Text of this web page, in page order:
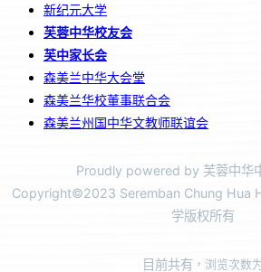
新纪元大学
芙蓉中华校友会
芙中家长会
森美兰中华大会堂
森美兰华校董事联合会
森美兰州国中华文教师联谊会
Proudly powered by 芙蓉中华
Copyright©2023 Seremban Chung Hua
学版权所有
目前共有 ，浏览次数